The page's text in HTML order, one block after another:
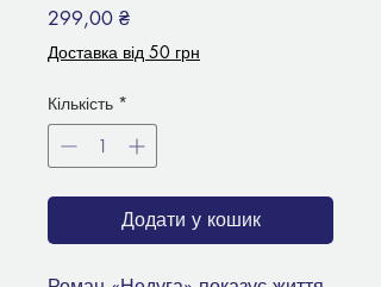
299,00 ₴Ціна
Доставка від 50 грн
Кількість *
Додати у кошик